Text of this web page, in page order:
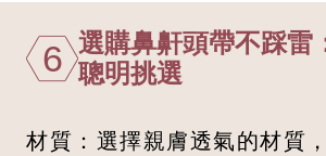
6 選購鼻鼾頭帶不踩雷
聰明挑選
材質：選擇親膚透氣的材質